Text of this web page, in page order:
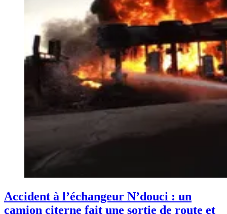
Accident à l’échangeur N’douci : un
camion citerne fait une sortie de route et